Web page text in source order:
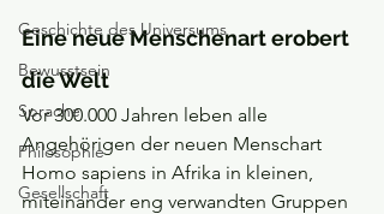
Geschichte des Universums
Bewusstsein
Sprache
Philosophie
Gesellschaft
Eine neue Menschenart erobert
die Welt
Vor 300.000 Jahren leben alle
Angehörigen der neuen Menschart
Homo sapiens in Afrika in kleinen,
miteinander eng verwandten Gruppen